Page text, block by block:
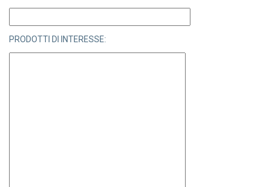
PRODOTTI DI INTERESSE: